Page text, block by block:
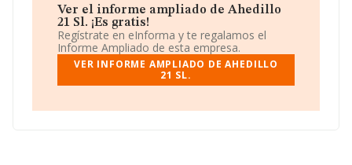
instalaciones de energía renovable. La empresa está
registrada como Sociedad Limitada. La actividad de
referencia CNAE corresponde a '%cnae%', cuyo Código
es 6812. La empresa no tiene actividad en mercados
exteriores.
Ha tenido el mismo número de empleados y teniendo
contado con un número de empleados inferior a la
Ver el informe ampliado de Ahedillo
21 Sl. ¡Es gratis!
Regístrate en eInforma y te regalamos el
Informe Ampliado de esta empresa.
VER INFORME AMPLIADO DE AHEDILLO
21 SL.